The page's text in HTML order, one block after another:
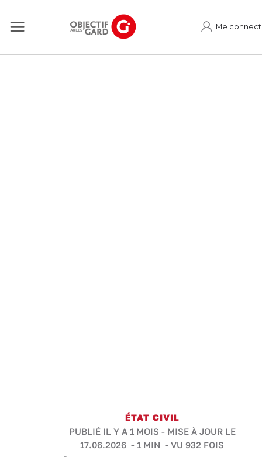
Me
ÉTAT CIVIL
PUBLIÉ IL Y A 1 MOIS - MISE À JOUR LE
17.06.2026 - 1 MIN - VU 932 FOIS